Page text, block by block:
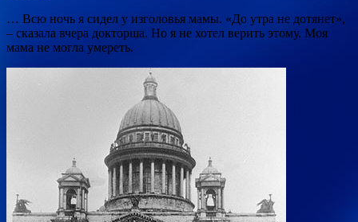
… Всю ночь я сидел у изголовья мамы. «До утра не дотянет»,
– сказала вчера докторша. Но я не хотел верить этому. Моя
мама не могла умереть.